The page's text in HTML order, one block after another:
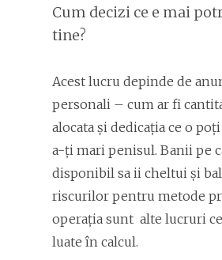
Cum decizi ce e mai
tine?
Acest lucru depinde de
personali – cum ar fi
alocata și dedicația ce o
a-ți mari penisul. Banii pe
disponibil sa ii cheltui și
riscurilor pentru metode
operația sunt alte lucruri
luate în calcul.